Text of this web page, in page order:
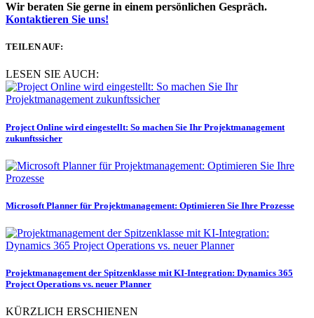
Wir beraten Sie gerne in einem persönlichen Gespräch.
Kontaktieren Sie uns!
TEILEN AUF:
LESEN SIE AUCH:
Project Online wird eingestellt: So machen Sie Ihr Projektmanagement
zukunftssicher
Microsoft Planner für Projektmanagement: Optimieren Sie Ihre Prozesse
Projektmanagement der Spitzenklasse mit KI-Integration: Dynamics 365
Project Operations vs. neuer Planner
KÜRZLICH ERSCHIENEN